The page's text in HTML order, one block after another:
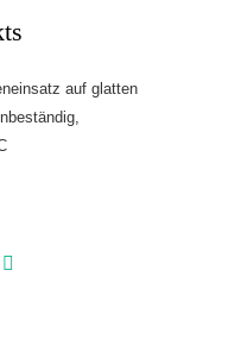
auf glatten